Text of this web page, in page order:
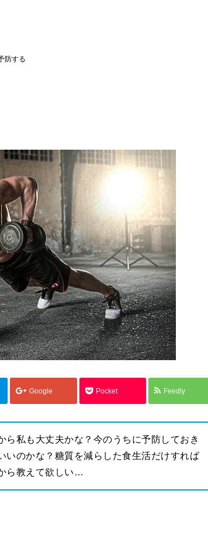
防する
Google Pocket Feedly
ら私も大丈夫かな？今のうちに予防しておき
いのかな？糖質を減らした食生活だけすれば
ら教えて欲しい…